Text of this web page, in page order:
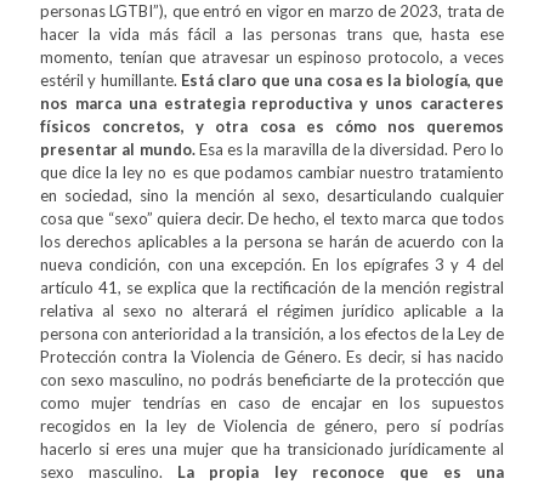
personas LGTBI”), que entró en vigor en marzo de 2023, trata de
hacer la vida más fácil a las personas trans que, hasta ese
momento, tenían que atravesar un espinoso protocolo, a veces
estéril y humillante. Está claro que una cosa es la biología, que
nos marca una estrategia reproductiva y unos caracteres
físicos concretos, y otra cosa es cómo nos queremos
presentar al mundo.Esa es la maravilla de la diversidad. Pero lo
que dice la ley no es que podamos cambiar nuestro tratamiento
en sociedad, sino la mención al sexo, desarticulando cualquier
cosa que “sexo” quiera decir. De hecho, el texto marca que todos
los derechos aplicables a la persona se harán de acuerdo con la
nueva condición, con una excepción. En los epígrafes 3 y 4 del
artículo 41, se explica que la rectificación de la mención registral
relativa al sexo no alterará el régimen jurídico aplicable a la
persona con anterioridad a la transición, a los efectos de la Ley de
Protección contra la Violencia de Género. Es decir, si has nacido
con sexo masculino, no podrás beneficiarte de la protección que
como mujer tendrías en caso de encajar en los supuestos
recogidos en la ley de Violencia de género, pero sí podrías
hacerlo si eres una mujer que ha transicionado jurídicamente al
sexo masculino. La propia ley reconoce que es una